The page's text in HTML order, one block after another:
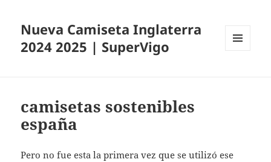
Nueva Camiseta Inglaterra
2024 2025 | SuperVigo
camisetas sostenibles
españa
Pero no fue esta la primera vez que se utilizó ese